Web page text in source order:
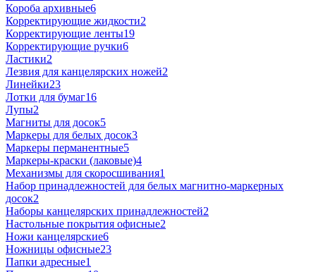
Короба архивные6
Корректирующие жидкости2
Корректирующие ленты19
Корректирующие ручки6
Ластики2
Лезвия для канцелярских ножей2
Линейки23
Лотки для бумаг16
Лупы2
Магниты для досок5
Маркеры для белых досок3
Маркеры перманентные5
Маркеры-краски (лаковые)4
Механизмы для скоросшивания1
Набор принадлежностей для белых магнитно-маркерных
досок2
Наборы канцелярских принадлежностей2
Настольные покрытия офисные2
Ножи канцелярские6
Ножницы офисные23
Папки адресные1